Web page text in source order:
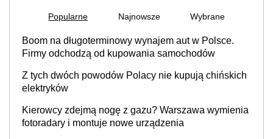
Popularne Najnowsze Wybrane
Boom na długoterminowy wynajem aut w Polsce.
Firmy odchodzą od kupowania samochodów
Z tych dwóch powodów Polacy nie kupują chińskich
elektryków
Kierowcy zdejmą nogę z gazu? Warszawa wymienia
fotoradary i montuje nowe urządzenia